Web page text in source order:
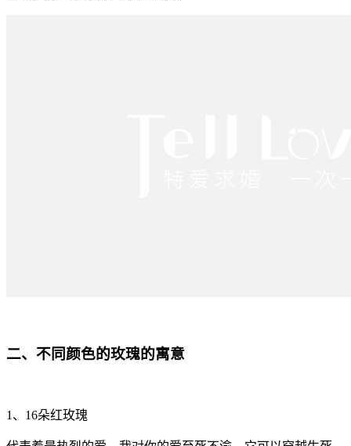
二、不同颜色的玫瑰的寓意
1、16朵红玫瑰